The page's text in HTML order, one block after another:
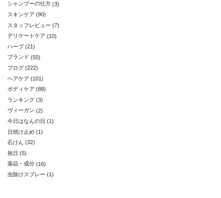
シャンプーの仕方 (3)
スキンケア (90)
スタッフレビュー (7)
デリケートケア (10)
ハーブ (21)
ブランド (55)
ブログ (222)
ヘアケア (101)
ボディケア (88)
ランキング (3)
ヴィーガン (2)
今日はなんの日 (1)
日焼け止め (1)
石けん (32)
祝日 (5)
薬品・成分 (16)
虫除けスプレー (1)